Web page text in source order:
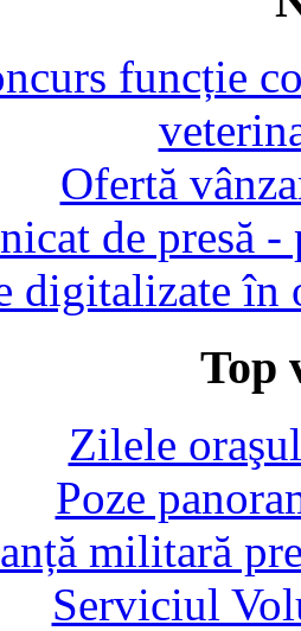
funcție
Ofertă
de presă
digitalizate în
Top
Zilele
Poze
militară
Serviciul